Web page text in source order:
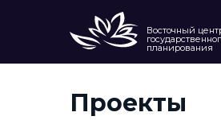
Восточный
планирования
Проекты